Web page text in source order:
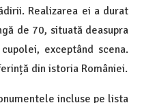
Realizarea ei a durat
de 70, situată deasupra
exceptând scena.
din istoria României.
incluse pe lista